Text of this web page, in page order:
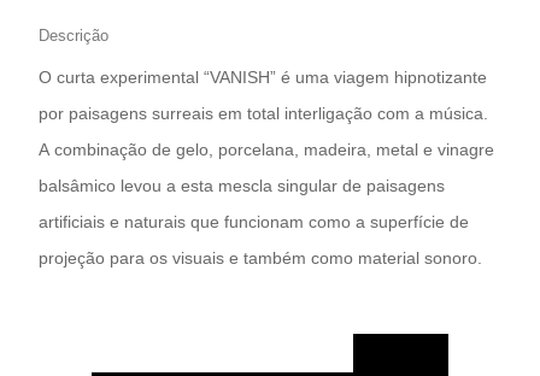
Descrição
O curta experimental “VANISH” é uma viagem hipnotizante
por paisagens surreais em total interligação com a música.
A combinação de gelo, porcelana, madeira, metal e vinagre
balsâmico levou a esta mescla singular de paisagens
artificiais e naturais que funcionam como a superfície de
projeção para os visuais e também como material sonoro.